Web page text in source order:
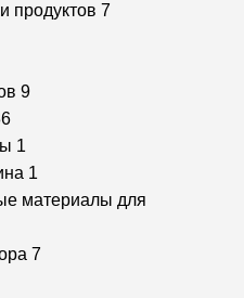
продуктов 7
9
1
1
материалы для
7